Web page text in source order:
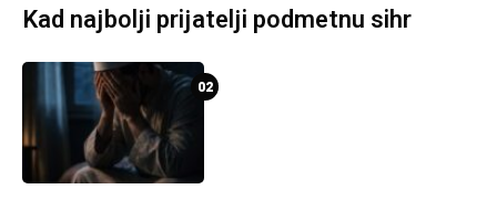
Kad najbolji prijatelji podmetnu sihr
02